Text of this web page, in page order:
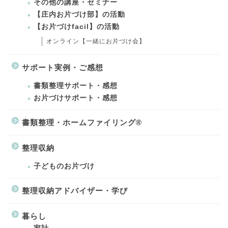
その他の講座・セミナー
【庄内お片づけ部】の活動
【お片づけfacil】の活動
オンライン【一緒にお片づけ会】
サポート実例・ご感想
書類整理サポート・感想
お片づけサポート・感想
書類整理・ホームファイリング®
整理収納
子どものお片づけ
整理収納アドバイザー・学び
暮らし